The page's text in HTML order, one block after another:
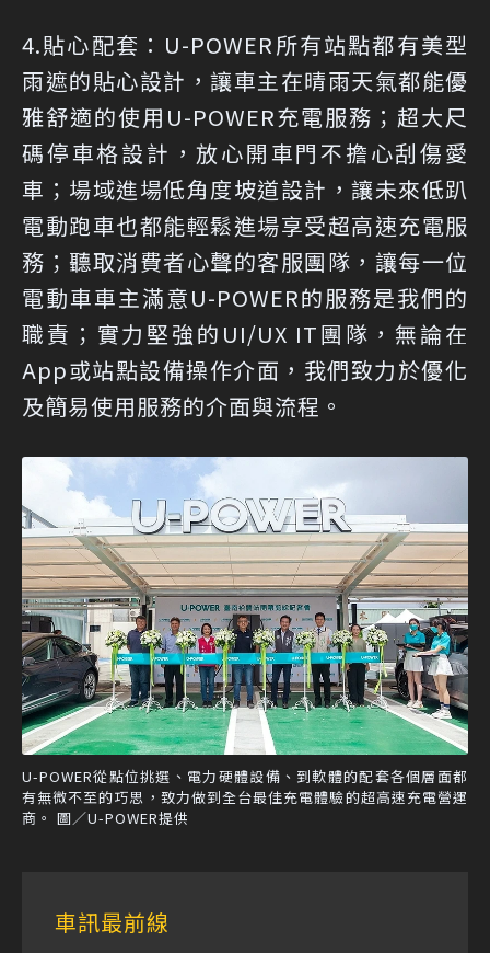
4.貼心配套：U-POWER所有站點都有美型
雨遮的貼心設計，讓車主在晴雨天氣都能優
雅舒適的使用U-POWER充電服務；超大尺
碼停車格設計，放心開車門不擔心刮傷愛
車；場域進場低角度坡道設計，讓未來低趴
電動跑車也都能輕鬆進場享受超高速充電服
務；聽取消費者心聲的客服團隊，讓每一位
電動車車主滿意U-POWER的服務是我們的
職責；實力堅強的UI/UX IT團隊，無論在
App或站點設備操作介面，我們致力於優化
及簡易使用服務的介面與流程。
U-POWER從點位挑選、電力硬體設備、到軟體的配套各個層面都
有無微不至的巧思，致力做到全台最佳充電體驗的超高速充電營運
商。 圖／U-POWER提供
車訊最前線